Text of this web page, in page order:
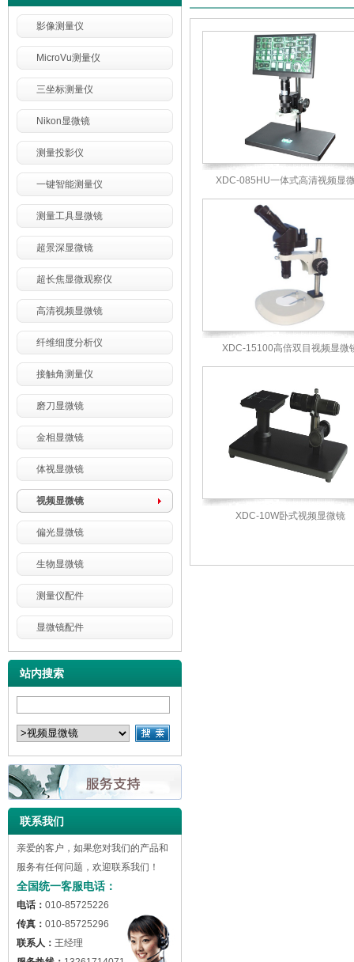
影像测量仪
MicroVu测量仪
三坐标测量仪
Nikon显微镜
测量投影仪
一键智能测量仪
测量工具显微镜
超景深显微镜
超长焦显微观察仪
高清视频显微镜
纤维细度分析仪
接触角测量仪
磨刀显微镜
金相显微镜
体视显微镜
视频显微镜
偏光显微镜
生物显微镜
测量仪配件
显微镜配件
站内搜索
联系我们
亲爱的客户，如果您对我们的产品和
服务有任何问题，欢迎联系我们！
全国统一客服电话：
电话： 010-85725226
传真： 010-85725296
联系人： 王经理
XDC-085HU一体式高清视频显
XDC-15100高倍双目视频显微
XDC-10W卧式视频显微镜